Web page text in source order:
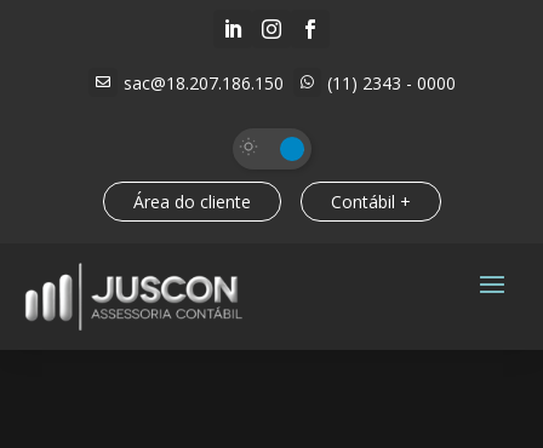
  
 sac@18.207.186.150  (11) 2343 - 0000
Área do cliente Contábil +